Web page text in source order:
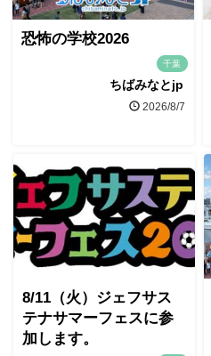
恐怖の学校2026
千葉
ちばみなとjp
2026/8/7
8/11（火）ジェフサス
テナサマーフェスに参
加します。